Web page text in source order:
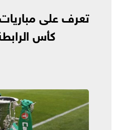
الدوري الألماني
دوري أبطال أوروبا
الدوري السعودي
الدوري المصري
دوري أبطال أفريقيا
تعرف على
كأس